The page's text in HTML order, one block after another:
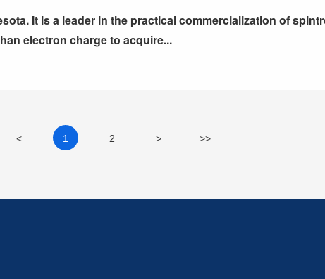
It is a leader in the practical commercialization of
electron charge to acquire...
< 1 2 > >>